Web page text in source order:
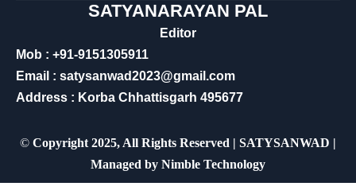
SATYANARAYAN PAL
Editor
Mob : +91-9151305911
Email : satysanwad2023@gmail.com
Address : Korba Chhattisgarh 495677
© Copyright 2025, All Rights Reserved | SATYSANWAD |
Managed by Nimble Technology